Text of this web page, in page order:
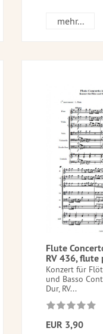
mehr...
Flute
RV 436, flute
Konzert für
und Basso
Dur, RV...
EUR 3,90